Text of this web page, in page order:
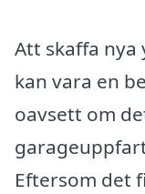
Att skaffa
kan vara en
oavsett om
Eftersom det